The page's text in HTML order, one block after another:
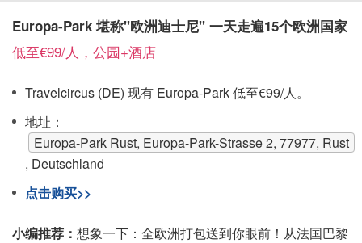
Europa-Park 堪称"欧洲迪士尼" 一天走遍15个欧洲国家
低至€99/人，公园+酒店
Travelcircus (DE) 现有 Europa-Park 低至€99/人。
地址：
Europa-Park Rust, Europa-Park-Strasse 2, 77977, Rust
, Deutschland
点击购买>>
小编推荐： 想象一下：全欧洲打包送到你眼前！从法国巴黎